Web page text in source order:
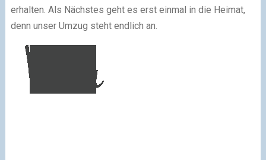
erhalten. Als Nächstes geht es erst einmal in die Heimat,
denn unser Umzug steht endlich an.